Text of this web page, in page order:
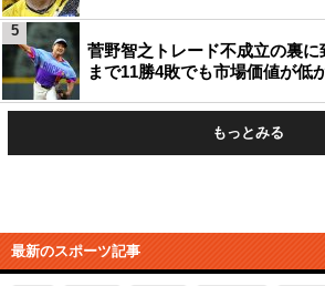
菅野智之トレード不成立の裏
まで11勝4敗でも市場価値が低
5
もっとみる
最新のスポーツ記事